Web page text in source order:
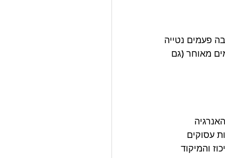
פעמים נטייה
מאוחר (גם
עסוקים
והמיקוד